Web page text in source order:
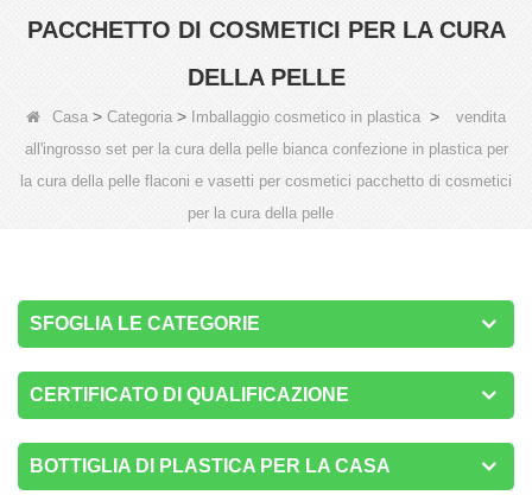
PACCHETTO DI COSMETICI PER LA CURA
DELLA PELLE
Casa > Categoria > Imballaggio cosmetico in plastica >
vendita
all'ingrosso set per la cura della pelle bianca confezione in plastica per
la cura della pelle flaconi e vasetti per cosmetici pacchetto di cosmetici
per la cura della pelle
SFOGLIA LE CATEGORIE
CERTIFICATO DI QUALIFICAZIONE
BOTTIGLIA DI PLASTICA PER LA CASA